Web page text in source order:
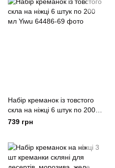
Набір креманок із товстого
скла на ніжці 6 штук по 200
мл Yiwu
739 грн